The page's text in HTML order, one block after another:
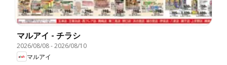
マルアイ - チラシ
2026/08/08-2026/08/10
マルアイ